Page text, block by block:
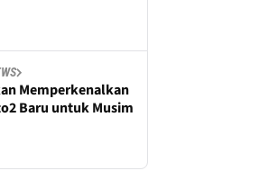
Memperkenalkan
Baru untuk Musim